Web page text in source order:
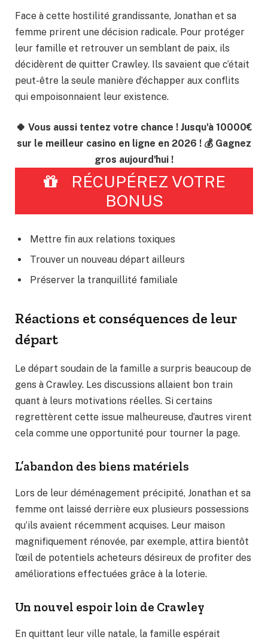
Face à cette hostilité grandissante, Jonathan et sa
femme prirent une décision radicale. Pour protéger
leur famille et retrouver un semblant de paix, ils
décidèrent de quitter Crawley. Ils savaient que c’était
peut-être la seule manière d’échapper aux conflits
qui empoisonnaient leur existence.
🍀 Vous aussi tentez votre chance ! Jusqu'à 10000€
sur le meilleur casino en ligne en 2026 ! 💰 Gagnez
gros aujourd'hui !
RÉCUPÉREZ VOTRE
BONUS
Mettre fin aux relations toxiques
Trouver un nouveau départ ailleurs
Préserver la tranquillité familiale
Réactions et conséquences de leur
départ
Le départ soudain de la famille a surpris beaucoup de
gens à Crawley. Les discussions allaient bon train
quant à leurs motivations réelles. Si certains
regrettèrent cette issue malheureuse, d’autres virent
cela comme une opportunité pour tourner la page.
L’abandon des biens matériels
Lors de leur déménagement précipité, Jonathan et sa
femme ont laissé derrière eux plusieurs possessions
qu’ils avaient récemment acquises. Leur maison
magnifiquement rénovée, par exemple, attira bientôt
l’œil de potentiels acheteurs désireux de profiter des
améliorations effectuées grâce à la loterie.
Un nouvel espoir loin de Crawley
En quittant leur ville natale, la famille espérait